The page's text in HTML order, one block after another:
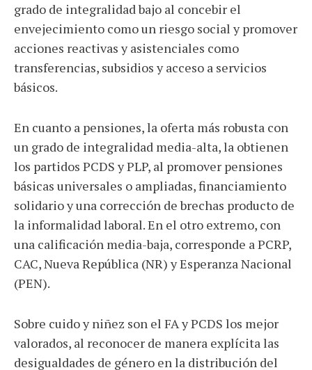
grado de integralidad bajo al concebir el
envejecimiento como un riesgo social y promover
acciones reactivas y asistenciales como
transferencias, subsidios y acceso a servicios
básicos.
En cuanto a pensiones, la oferta más robusta con
un grado de integralidad media-alta, la obtienen
los partidos PCDS y PLP, al promover pensiones
básicas universales o ampliadas, financiamiento
solidario y una corrección de brechas producto de
la informalidad laboral. En el otro extremo, con
una calificación media-baja, corresponde a PCRP,
CAC, Nueva República (NR) y Esperanza Nacional
(PEN).
Sobre cuido y niñez son el FA y PCDS los mejor
valorados, al reconocer de manera explícita las
desigualdades de género en la distribución del